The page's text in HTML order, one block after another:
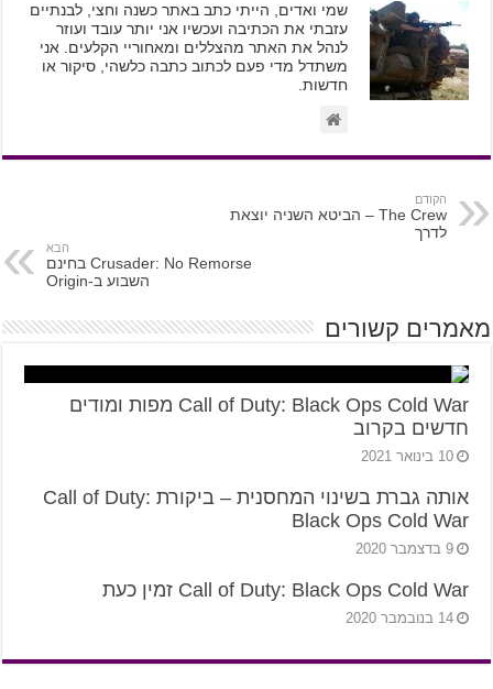
שמי ואדים, הייתי כתב באתר כשנה וחצי, לבנתיים
עזבתי את הכתיבה ועכשיו אני יותר עובד ועוזר
לנהל את האתר מהצללים ומאחוריי הקלעים. אני
משתדל מדי פעם לכתוב כתבה כלשהי, סיקור או
חדשות.
הקודם
The Crew – הביטא השניה יוצאת
לדרך
הבא
Crusader: No Remorse בחינם
השבוע ב-Origin
מאמרים קשורים
Call of Duty: Black Ops Cold War מפות ומודים
חדשים בקרוב
10 בינואר 2021
אותה גברת בשינוי המחסנית – ביקורת Call of Duty:
Black Ops Cold War
9 בדצמבר 2020
Call of Duty: Black Ops Cold War זמין כעת
14 בנובמבר 2020